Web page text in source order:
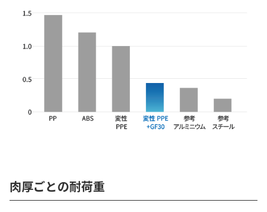
肉厚ごとの耐荷重